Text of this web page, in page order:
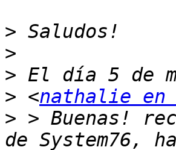
>
>
>
> <nathalie en
> > Buenas!